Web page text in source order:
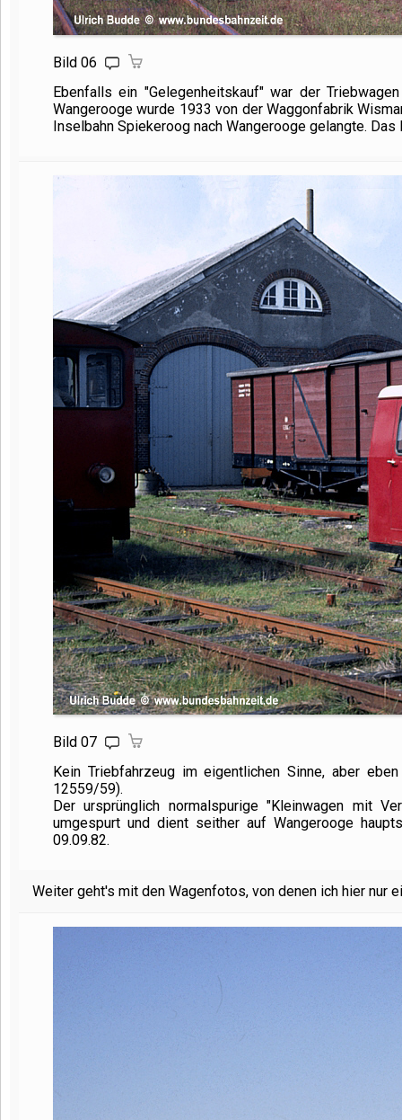
Bild 06
Ebenfalls ein "Gelegenheitskauf" war der
Wangerooge wurde 1933 von der Waggonfabrik
Inselbahn Spiekeroog nach Wangerooge gelangte.
Bild 07
Kein Triebfahrzeug im eigentlichen Sinne, aber
12559/59).
Der ursprünglich normalspurige "Kleinwagen mit
umgespurt und dient seither auf Wangerooge
09.09.82.
Weiter geht's mit den Wagenfotos, von denen ich hier nur